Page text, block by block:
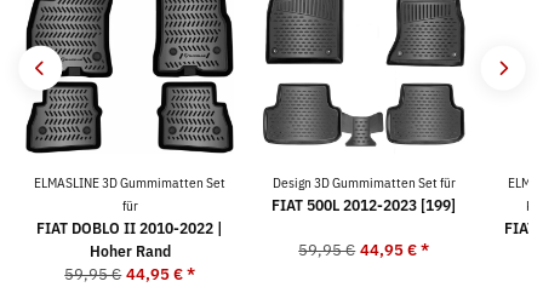
ELMASLINE 3D Gummimatten Set
für
FIAT DOBLO II 2010-2022 |
Hoher Rand
59,95 € 44,95 €*
Design 3D Gummimatten Set für
FIAT 500L 2012-2023 [199]
59,95 € 44,95 €*
FIAT